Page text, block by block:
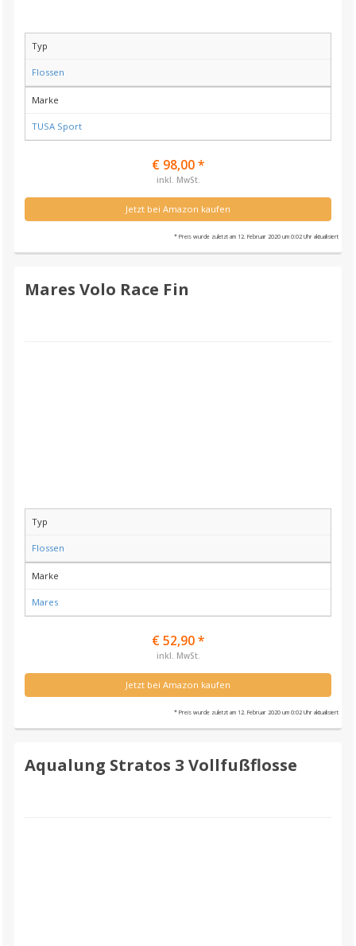
Typ
Flossen
Marke
TUSA Sport
€ 98,00 *
inkl. MwSt.
Jetzt bei Amazon kaufen
* Preis wurde zuletzt am 12. Februar 2020 um 0:02 Uhr aktualisiert
Mares Volo Race Fin
Typ
Flossen
Marke
Mares
€ 52,90 *
inkl. MwSt.
Jetzt bei Amazon kaufen
* Preis wurde zuletzt am 12. Februar 2020 um 0:02 Uhr aktualisiert
Aqualung Stratos 3 Vollfußflosse